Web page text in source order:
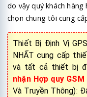
do vậy quý khách
chọn chung tôi cung
Thiết Bị Định Vị
NHẤT cung cấp
và tất cả thiết bị
nhận Hợp quy GSM
Và Truyền Thông):